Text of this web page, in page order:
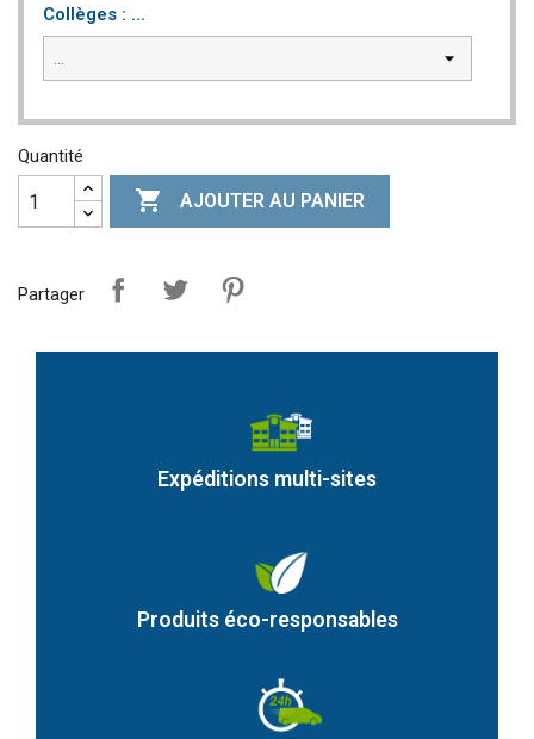
Collèges : ...
Quantité
 AJOUTER AU PANIER
Partager
Expéditions multi-sites
Produits éco-responsables